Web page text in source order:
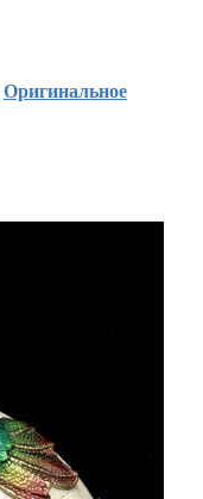
Оригинальное